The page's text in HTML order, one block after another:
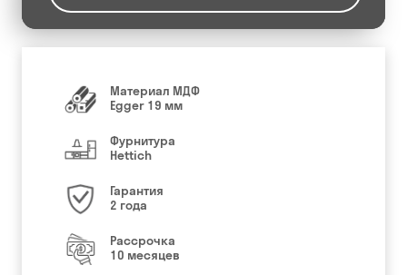
Материал МДФ
Egger 19 мм
Фурнитура
Hettich
Гарантия
2 года
Рассрочка
10 месяцев